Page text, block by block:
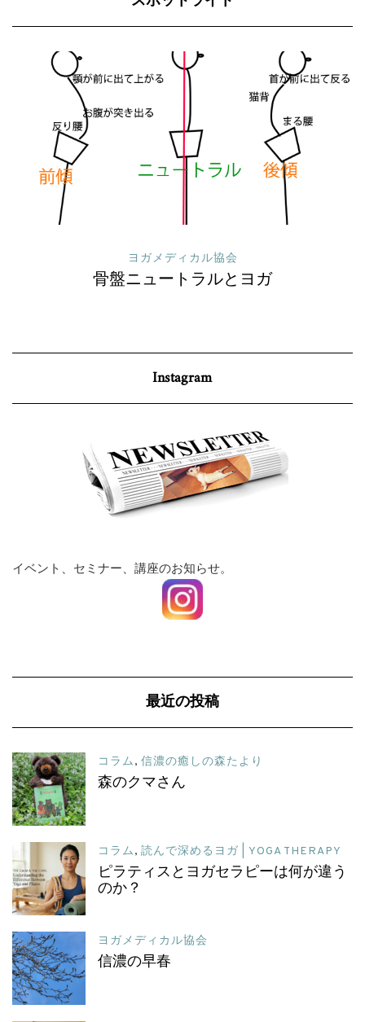
ヨガメディカル協会
骨盤ニュートラルとヨガ
Instagram
イベント、セミナー、講座のお知らせ。
最近の投稿
コラム, 信濃の癒しの森たより
森のクマさん
コラム, 読んで深めるヨガ | YOGA THERAPY
ピラティスとヨガセラピーは何が違う
のか？
ヨガメディカル協会
信濃の早春